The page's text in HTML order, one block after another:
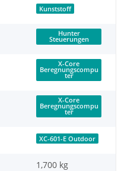
Kunststoff
Hunter
Steuerungen
X-Core
Beregnungscompu
ter
X-Core
Beregnungscompu
ter
XC-601-E Outdoor
1,700 kg